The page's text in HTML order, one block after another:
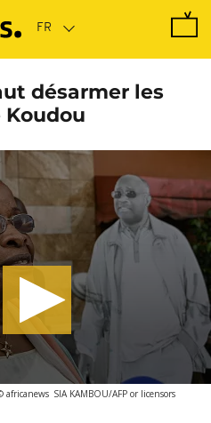
désarmer les
africanews SIA KAMBOU/AFP or licensors